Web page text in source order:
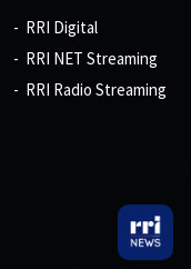
RRI Digital
RRI NET Streaming
RRI Radio Streaming